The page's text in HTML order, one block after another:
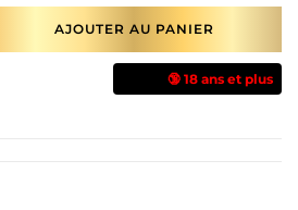
AJOUTER AU PANIER
🔞 18 ans et plus